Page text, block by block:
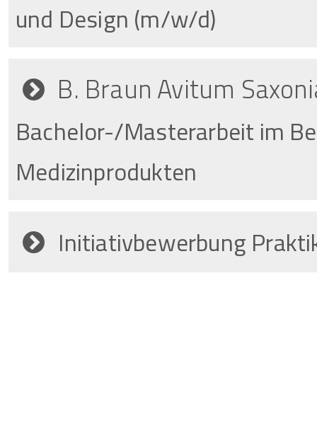
und Design (m/w/d)
B. Braun Avitum
Bachelor-/Masterarbeit im
Medizinprodukten
Initiativbewerbung